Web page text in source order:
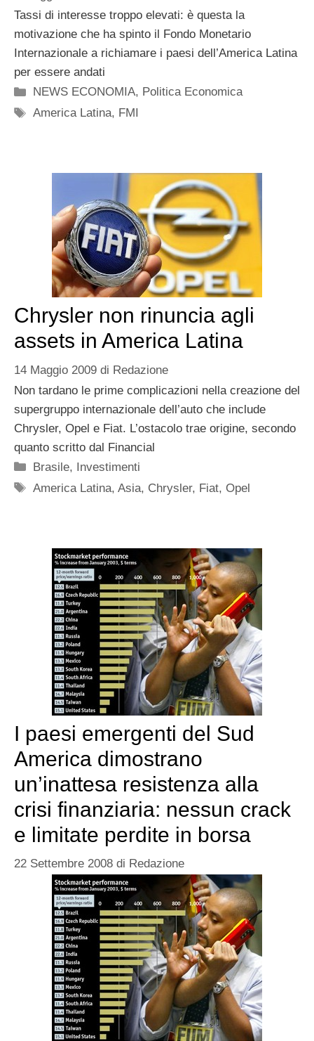
Tassi di interesse troppo elevati: è questa la
motivazione che ha spinto il Fondo Monetario
Internazionale a richiamare i paesi dell’America Latina
per essere andati
Categorie
NEWS ECONOMIA, Politica Economica
Tag
America Latina, FMI
Chrysler non rinuncia agli
assets in America Latina
14 Maggio 2009 di Redazione
Non tardano le prime complicazioni nella creazione del
supergruppo internazionale dell’auto che include
Chrysler, Opel e Fiat. L’ostacolo trae origine, secondo
quanto scritto dal Financial
Categorie
Brasile, Investimenti
Tag
America Latina,Asia, Chrysler, Fiat,Opel
I paesi emergenti del Sud
America dimostrano
un’inattesa resistenza alla
crisi finanziaria: nessun crack
e limitate perdite in borsa
22 Settembre 2008 di Redazione